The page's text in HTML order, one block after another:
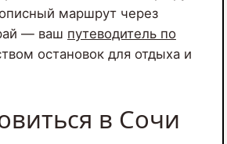
маршрут через
— ваш путеводитель по
остановок для отдыха и
в Сочи